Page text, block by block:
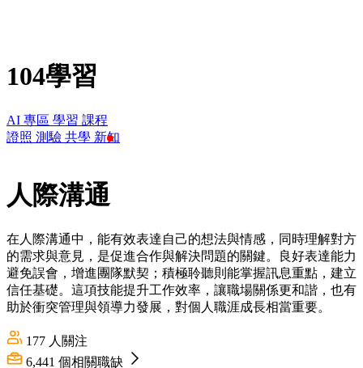
104學習
AI 專區 學習 課程
證照 測驗 共學 新知
人際溝通
在人際溝通中，能有效表達自己的想法與情感，同時理解對方
的需求與意見，是促進合作與解決問題的關鍵。良好表達能力
避免誤會，增進團隊默契；積極聆聽則能掌握訊息重點，建立
信任基礎。這項技能提升工作效率，讓職場關係更和諧，也有
助於衝突管理與領導力發展，對個人職涯成長相當重要。
177 人關注
6,441 個相關職缺